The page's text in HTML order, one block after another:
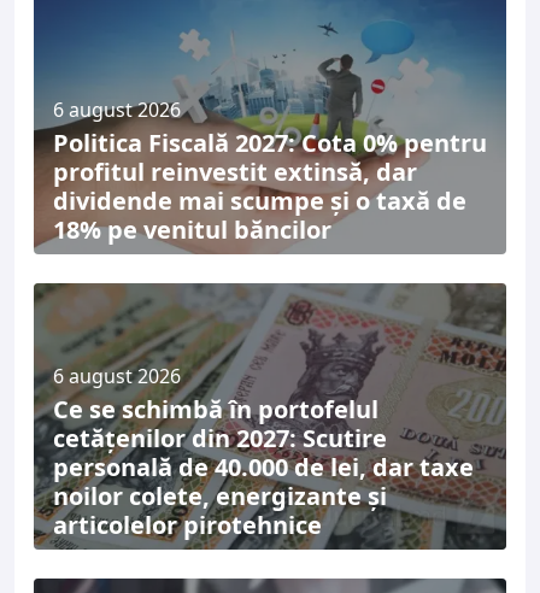
6 august 2026
Politica Fiscală 2027: Cota 0% pentru
profitul reinvestit extinsă, dar
dividende mai scumpe și o taxă de
18% pe venitul băncilor
6 august 2026
Ce se schimbă în portofelul
cetățenilor din 2027: Scutire
personală de 40.000 de lei, dar taxe
noilor colete, energizante și
articolelor pirotehnice